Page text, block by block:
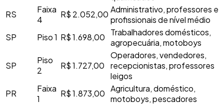
RS
Faixa
4
R$ 2.052,00 Administrativo, professores e
profissionais de nível médio
SP
Piso 1 R$ 1.698,00
Trabalhadores domésticos,
agropecuária, motoboys
SP
Piso
2
R$ 1.727,00
Operadores, vendedores,
recepcionistas, professores
leigos
PR
Faixa
1
R$ 1.873,00 Agricultura, doméstico,
motoboys, pescadores